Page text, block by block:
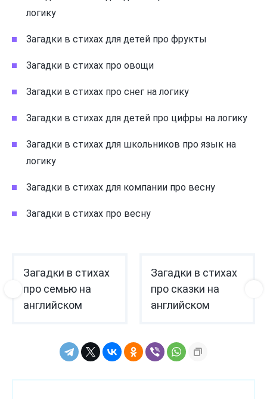
логику
Загадки в стихах для детей про фрукты
Загадки в стихах про овощи
Загадки в стихах про снег на логику
Загадки в стихах для детей про цифры на логику
Загадки в стихах для школьников про язык на
логику
Загадки в стихах для компании про весну
Загадки в стихах про весну
Загадки в стихах
про семью на
английском
Загадки в стихах
про сказки на
английском